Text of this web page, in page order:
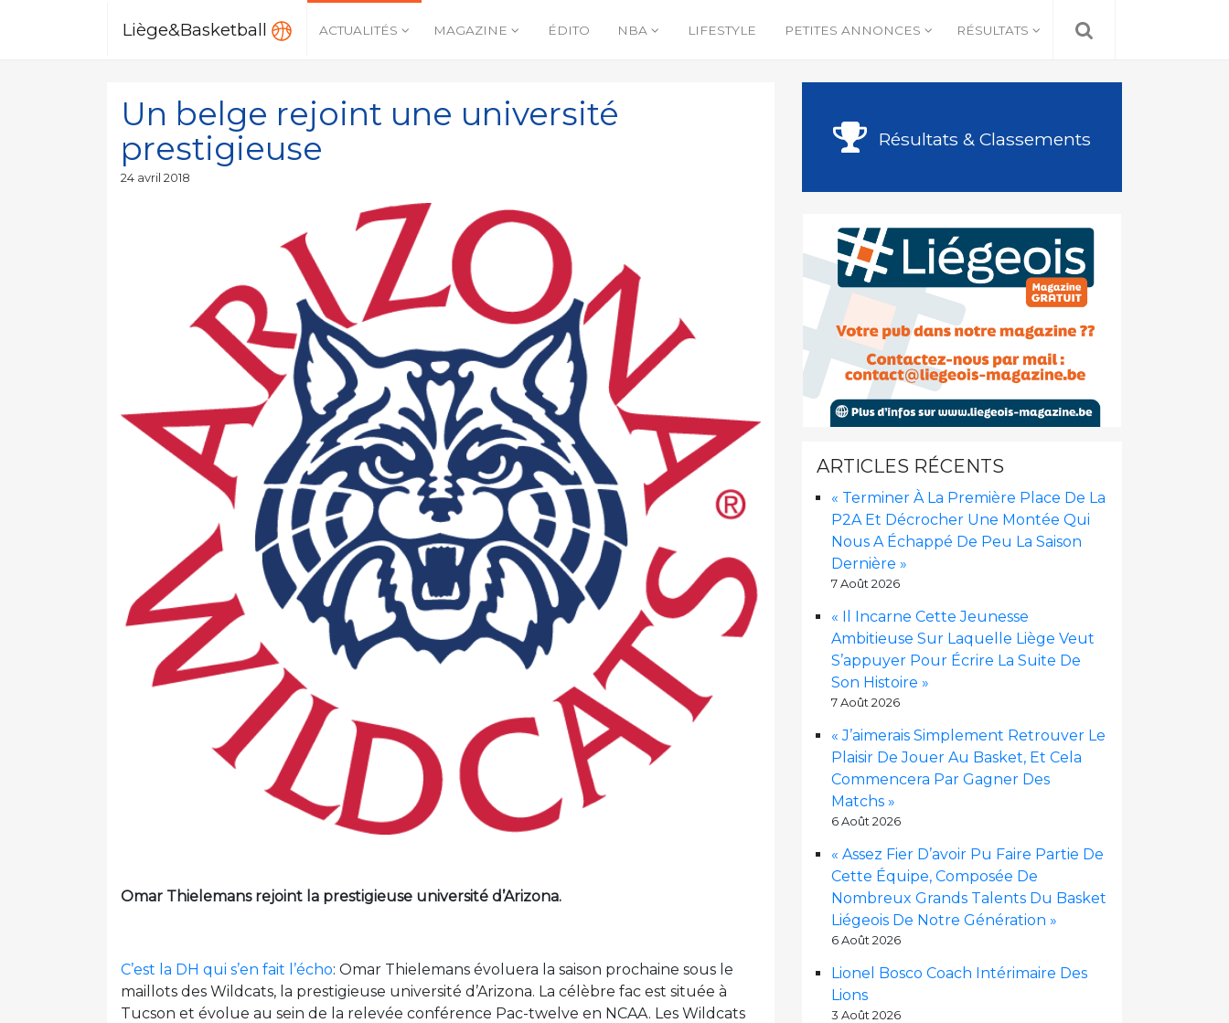
Liège&Basketball ACTUALITÉS MAGAZINE ÉDITO NBA LIFESTYLE PETITES ANNONCES RÉSULTATS
Un belge rejoint une université
prestigieuse
Publié
24 avril 2018
Omar Thielemans rejoint la prestigieuse université d’Arizona.
C’est la DH qui s’en fait l’écho: Omar Thielemans évoluera la saison prochaine sous le
maillots des Wildcats, la prestigieuse université d’Arizona. La célèbre fac est située à
Tucson et évolue au sein de la relevée conférence Pac-twelve en NCAA. Les Wildcats
Résultats & Classements
ARTICLES RÉCENTS
« Terminer À La Première Place De La
P2A Et Décrocher Une Montée Qui
Nous A Échappé De Peu La Saison
Dernière »
7 Août 2026
« Il Incarne Cette Jeunesse
Ambitieuse Sur Laquelle Liège Veut
S’appuyer Pour Écrire La Suite De
Son Histoire »
7 Août 2026
« J’aimerais Simplement Retrouver Le
Plaisir De Jouer Au Basket, Et Cela
Commencera Par Gagner Des
Matchs »
6 Août 2026
« Assez Fier D’avoir Pu Faire Partie De
Cette Équipe, Composée De
Nombreux Grands Talents Du Basket
Liégeois De Notre Génération »
6 Août 2026
Lionel Bosco Coach Intérimaire Des
Lions
3 Août 2026